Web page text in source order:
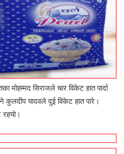
मोहम्मद सिराजले चार विकेट हात पार्दा
कुलदीप यादवले दुई विकेट हात पारे।